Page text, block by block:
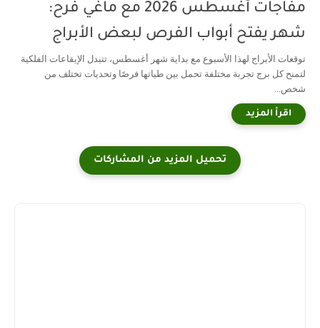
مفاجآت أغسطس 2026 مع ماغي فرح:
شهر يفتح أبواب الفرص لبعض الأبراج
توقعات الأبراج لهذا الأسبوع مع بداية شهر أغسطس، تتبدل الإيقاعات الفلكية
لتمنح كل برج تجربة مختلفة تحمل بين طياتها فرصًا وتحديات تختلف من
شخص...